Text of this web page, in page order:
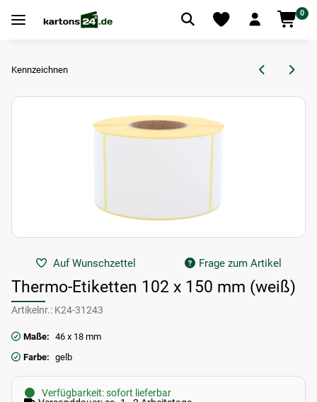
0
Kennzeichnen
Auf Wunschzettel Frage zum Artikel
Thermo-Etiketten 102 x 150 mm (weiß)
Artikelnr.: K24-31243
Maße: 46 x 18 mm
Farbe: gelb
Verfügbarkeit: sofort lieferbar